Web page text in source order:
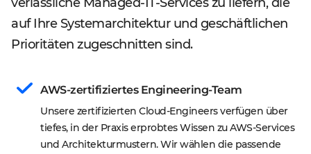
auf Ihre Systemarchitektur und geschäftlichen
Prioritäten zugeschnitten sind.
AWS-zertifiziertes Engineering-Team
Unsere zertifizierten Cloud-Engineers verfügen über
tiefes, in der Praxis erprobtes Wissen zu AWS-Services
und Architekturmustern. Wir wählen die passende